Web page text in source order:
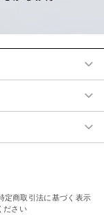
定商取引法に基づく表示
ださい